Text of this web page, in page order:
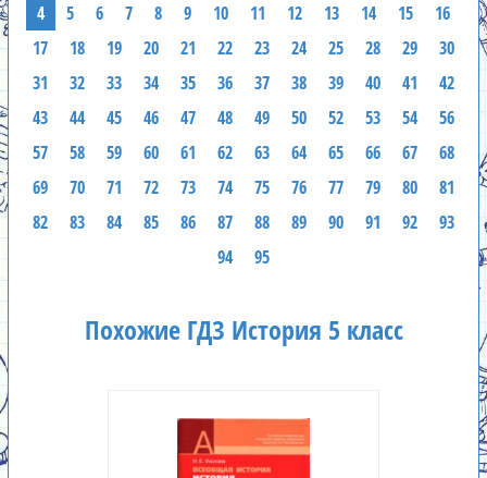
4 5 6 7 8 9 10 11 12 13 14 15
16
17
18 19 20 21 22 23 24 25 28 29
30
31
32 33 34 35 36 37 38 39 40 41
42
43
44 45 46 47 48 49 50 52 53 54
56
57
58 59 60 61 62 63 64 65 66 67
68
69
70 71 72 73 74 75 76 77 79 80
81
82
83 84 85 86 87 88 89 90 91 92
93
94
95
Похожие ГДЗ История 5 класс